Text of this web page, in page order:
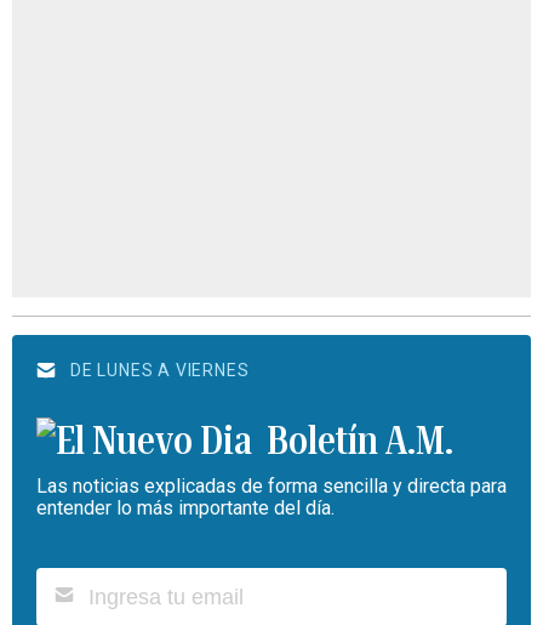
DE LUNES A VIERNES
Boletín A.M.
Las noticias explicadas de forma sencilla y directa para
entender lo más importante del día.